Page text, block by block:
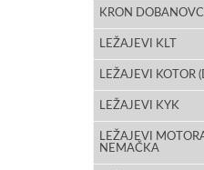
KRON
LEŽAJEVI KLT
LEŽAJEVI KOTOR
LEŽAJEVI KYK
LEŽAJEVI
NEMAČKA